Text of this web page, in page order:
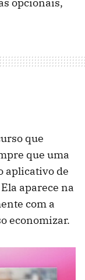
opcionais,
que
que uma
aplicativo de
aparece na
com a
economizar.